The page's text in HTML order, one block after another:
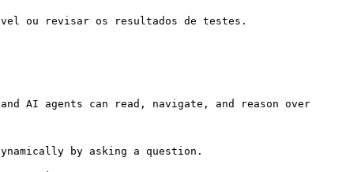
ou revisar os resultados de testes.
AI agents can read, navigate, and reason over
by asking a question.